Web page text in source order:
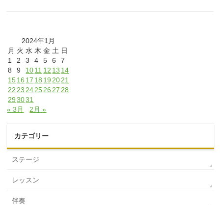
2024年1月
月 火 水 木 金 土 日
1
2 3 4 5 6
7
8
9 1011 12 13 14
1516 17 18 19 2021
22 23 242526 27 28
29 3031
« 3月
2月 »
カテゴリー
ステージ
レッスン
伴奏